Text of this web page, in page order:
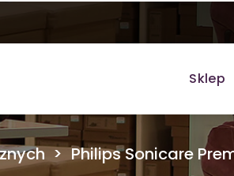
Sklep
> Philips Sonicare